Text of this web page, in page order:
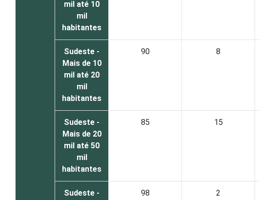
mil até 10
mil
habitantes
Sudeste -
Mais de 10
mil até 20
mil
habitantes
90 8
Sudeste -
Mais de 20
mil até 50
mil
habitantes
85 15
Sudeste - 98 2